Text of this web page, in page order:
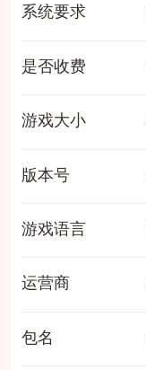
系统要求
是否收费
游戏大小
版本号
游戏语言
运营商
包名